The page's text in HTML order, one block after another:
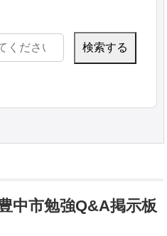
中市勉強Q&A掲示板